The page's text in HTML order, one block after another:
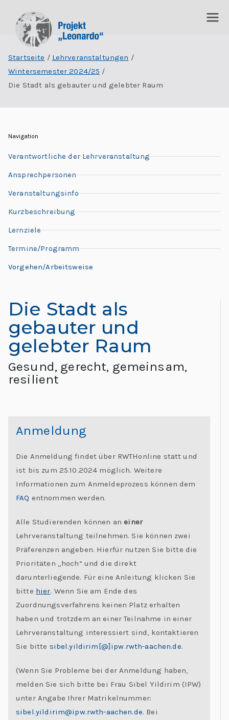
r
o
k
t
„
L
e
n
a
r
d
ä
e
M
e
ti
n
C
h
n
g
e
s
Startseite
Lehrveranstaltungen
Wintersemester 2024/25
Die Stadt als gebauter und gelebter Raum
Die Stadt als
gebauter und
gelebter Raum
Gesund, gerecht, gemeinsam,
resilient
Anmeldung
Die Anmeldung findet über RWTHonline statt und
ist bis zum 25.10.2024 möglich. Weitere
Informationen zum Anmeldeprozess können dem
FAQ entnommen werden.
Alle Studierenden können an einer
Lehrveranstaltung teilnehmen. Sie können zwei
Präferenzen angeben. Hierfür nutzen Sie bitte die
Prioritäten „hoch“ und die direkt
darunterliegende. Für eine Anleitung klicken Sie
bitte hier. Wenn Sie am Ende des
Zuordnungsverfahrens keinen Platz erhalten
haben und trotzdem an einer Teilnahme in einer
Lehrveranstaltung interessiert sind, kontaktieren
Sie bitte sibel.yildirim[@]ipw.rwth-aachen.de.
(Wenn Sie Probleme bei der Anmeldung haben,
melden Sie sich bitte bei Frau Sibel Yildirim (IPW)
unter Angabe Ihrer Matrikelnummer:
sibel.yildirim@ipw.rwth-aachen.de. Bei
Navigation
Verantwortliche der Lehrveranstaltung
Ansprechpersonen
Veranstaltungsinfo
Kurzbeschreibung
Lernziele
Termine/Programm
Vorgehen/Arbeitsweise